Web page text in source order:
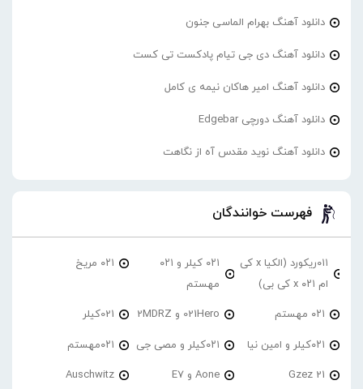
دانلود آهنگ بهرام الماسی جنون
دانلود آهنگ دی جی تیام پادکست تی کست
دانلود آهنگ امیر هاکان نیمه ی کامل
دانلود آهنگ دورچی Edgebar
دانلود آهنگ نوید مقدس آه از نگاهت
فهرست خوانندگان
۰۱۱ریکورد (الکیا x کی
ام ۰۲۱ x کی بی)
۰۲۱ کیلر و ۰۲۱
مهستم
۰۲۱ مریخ
۰۲۱ مهستم 021Hero و 2MDRZ 021کیلر
۰۲۱کیلر و امین نیا ۰۲۱کیلر و مصی جی ۰۲۱مهستم
21 Gzez Aone و E7 Auschwitz